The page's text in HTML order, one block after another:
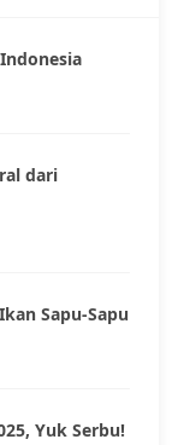
dari
Sapu-Sapu
Yuk Serbu!